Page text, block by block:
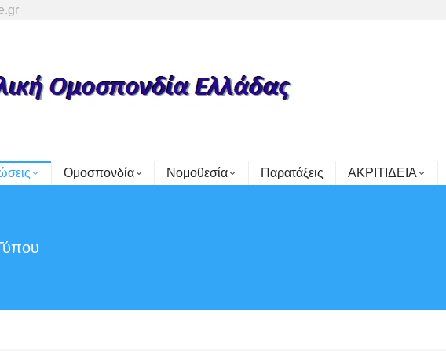
Ομοσπονδία Νομοθεσία Παρατάξεις ΑΚΡΙΤΙΔΕΙΑ